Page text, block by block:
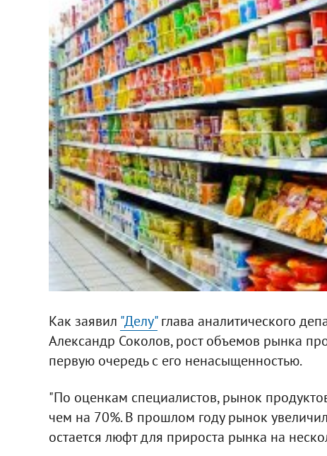
Как заявил "Делу"глава аналитического
Александр Соколов, рост объемов рынка
первую очередь с его ненасыщенностью.
"По оценкам специалистов, рынок
чем на 70%. В прошлом году рынок
остается люфт для прироста рынка на